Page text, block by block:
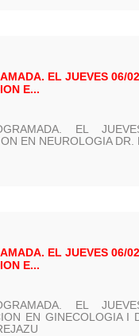
EL JUEVES 06/
E...
EL
EN NEUROLOGIA DR.
EL JUEVES 06/
E...
EL
EN GINECOLOGIA I